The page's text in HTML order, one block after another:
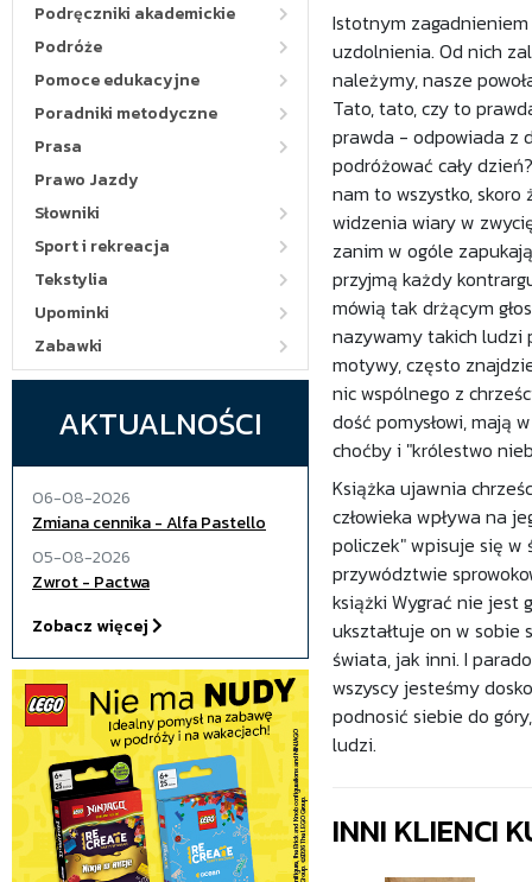
Podręczniki akademickie
Podróże
Pomoce edukacyjne
Poradniki metodyczne
Prasa
Prawo Jazdy
Słowniki
Sport i rekreacja
Tekstylia
Upominki
Zabawki
AKTUALNOŚCI
06-08-2026
Zmiana cennika - Alfa Pastello
05-08-2026
Zwrot - Pactwa
Zobacz więcej
Istotnym
uzdolnienia. Od nich
należymy, nasze
Tato, tato, czy to
prawda - odpowiada z
podróżować cały
nam to wszystko,
widzenia wiary w
zanim w ogóle
przyjmą każdy
mówią tak drżącym
nazywamy takich ludzi
motywy, często
nic wspólnego z
dość pomysłowi, mają
choćby i "królestwo
Książka ujawnia
człowieka wpływa na
policzek" wpisuje się w
przywództwie
książki Wygrać nie jest
ukształtuje on w sobie
świata, jak inni. I
wszyscy jesteśmy
podnosić siebie do
ludzi.
INNI KLIENCI